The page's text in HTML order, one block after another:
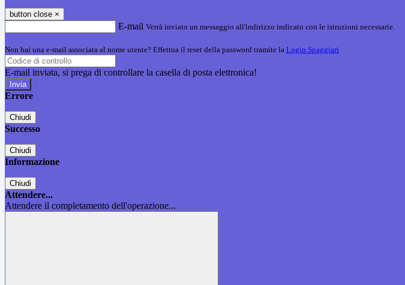
button close ×
E-mail Verrà inviato un messaggio all'indirizzo indicato con le istruzioni necessarie.
Non hai una e-mail associata al nome utente? Effettua il reset della password tramite la Login Spaggiari
E-mail inviata, si prega di controllare la casella di posta elettronica!
Errore
Chiudi
Successo
Chiudi
Informazione
Chiudi
Attendere...
Attendere il completamento dell'operazione...